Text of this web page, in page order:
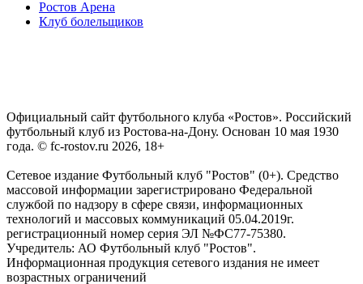
Ростов Арена
Клуб болельщиков
Официальный сайт футбольного клуба «Ростов». Российский
футбольный клуб из Ростова-на-Дону. Основан 10 мая 1930
года. © fc-rostov.ru 2026, 18+
Сетевое издание Футбольный клуб "Ростов" (0+). Средство
массовой информации зарегистрировано Федеральной
службой по надзору в сфере связи, информационных
технологий и массовых коммуникаций 05.04.2019г.
регистрационный номер серия ЭЛ №ФС77-75380.
Учредитель: АО Футбольный клуб "Ростов".
Информационная продукция сетевого издания не имеет
возрастных ограничений